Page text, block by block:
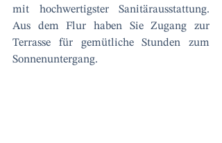
mit hochwertigster Sanitärausstattung.
Aus dem Flur haben Sie Zugang zur
Terrasse für gemütliche Stunden zum
Sonnenuntergang.